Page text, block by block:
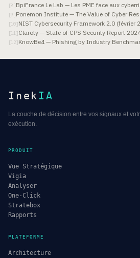
[8]BpiFrance Le Lab — Les PME face aux
[9 ]Ponemon Institute — The Value of Cyber
[10]NIST Cybersecurity Framework 2.0 (février
[11 ]Claroty — State of CPS Security Report
[12]KnowBe4 — Phishing by Industry
Inek IA
La couche de décision entre vos signaux et
exécution.
PRODUIT
Vue Stratégique
Vigia
Analyser
One-Click
Stratebox
Rapports
PLATEFORME
Architecture